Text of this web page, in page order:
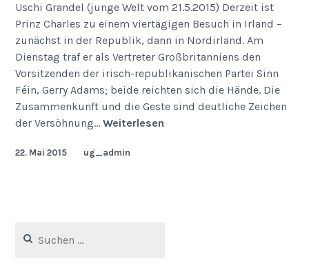
Uschi Grandel (junge Welt vom 21.5.2015) Derzeit ist
Prinz Charles zu einem viertägigen Besuch in Irland –
zunächst in der Republik, dann in Nordirland. Am
Dienstag traf er als Vertreter Großbritanniens den
Vorsitzenden der irisch-republikanischen Partei Sinn
Féin, Gerry Adams; beide reichten sich die Hände. Die
Zusammenkunft und die Geste sind deutliche Zeichen
der Versöhnung…Weiterlesen
22. Mai 2015 ug_admin
nach: